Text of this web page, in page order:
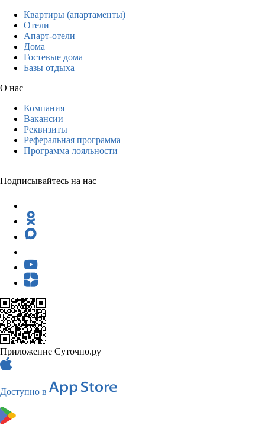
Квартиры (апартаменты)
Отели
Апарт-отели
Дома
Гостевые дома
Базы отдыха
О нас
Компания
Вакансии
Реквизиты
Реферальная программа
Программа лояльности
Подписывайтесь на нас
Приложение Суточно.ру
Доступно в